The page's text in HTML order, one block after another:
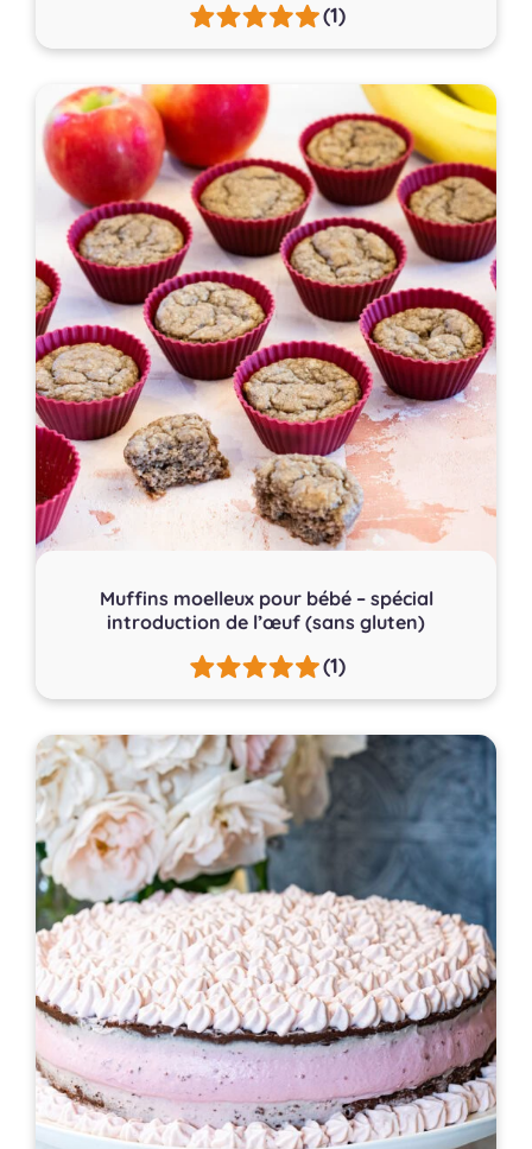
(1)
Muffins moelleux pour bébé – spécial
introduction de l’œuf (sans gluten)
(1)